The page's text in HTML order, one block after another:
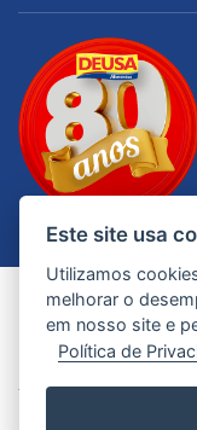
© 2026 - Todos
Alimentos
Este site usa
Utilizamos
melhorar o
em nosso site e
Política de